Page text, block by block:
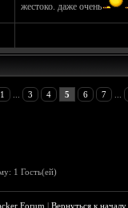
жестоко. даже очень
1 3 4 5 6 7
1 Гость(ей)
Forum |Вернуться к началу